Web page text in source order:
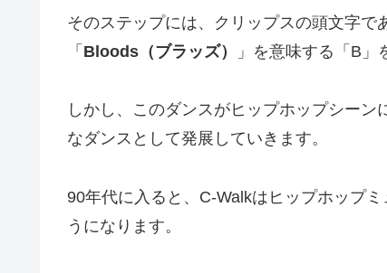
そのステップには、クリップスの頭文字
「 Bloods（ブラッズ） 」を意味する「B」
しかし、このダンスがヒップホップシー
なダンスとして発展していきます。
90年代に入ると、C-Walkはヒップホップ
うになります。